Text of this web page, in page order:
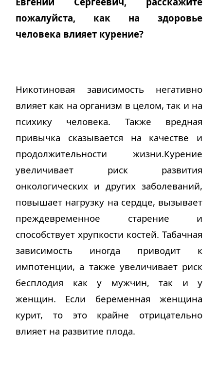
пожалуйста, как на здоровье
человека влияет курение?
Никотиновая зависимость негативно
влияет как на организм в целом, так и на
психику человека. Также вредная
привычка сказывается на качестве и
продолжительности жизни.Курение
увеличивает риск развития
онкологических и других заболеваний,
повышает нагрузку на сердце, вызывает
преждевременное старение и
способствует хрупкости костей. Табачная
зависимость иногда приводит к
импотенции, а также увеличивает риск
бесплодия как у мужчин, так и у
женщин. Если беременная женщина
курит, то это крайне отрицательно
влияет на развитие плода.